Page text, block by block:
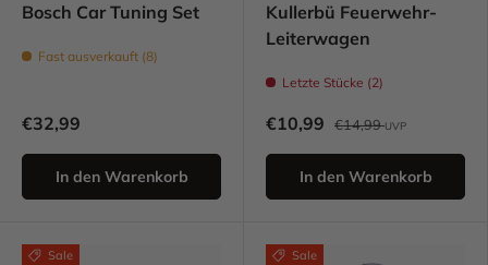
Bosch Car Tuning Set
Fast ausverkauft (8)
€32,99
In den Warenkorb
Kullerbü Feuerwehr-
Leiterwagen
Letzte Stücke (2)
€10,99 €14,99UVP
In den Warenkorb
Sale Sale